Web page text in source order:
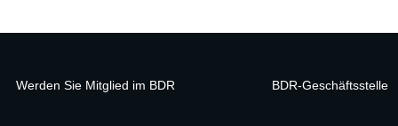
Werden Sie Mitglied im BDR BDR-Geschäftsstelle